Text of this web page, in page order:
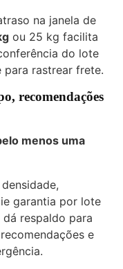
na janela de
ou 25 kg facilita
do lote
rastrear frete.
recomendações
menos uma
garantia por lote
respaldo para
e